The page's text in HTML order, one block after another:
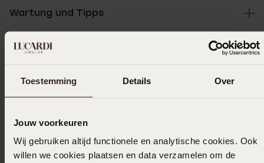
Toestemming Details Over
Jouw voorkeuren
Wij gebruiken altijd functionele en analytische cookies. Ook
willen we cookies plaatsen en data verzamelen om de
Wartung und Tipps
Spezifikationen
Lieferung und Rückgabe
Größe auswählen und bestellen